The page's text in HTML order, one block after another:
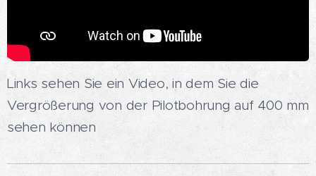
Links sehen Sie ein Video, in dem Sie die
Vergrößerung von der Pilotbohrung auf 400 mm
sehen können